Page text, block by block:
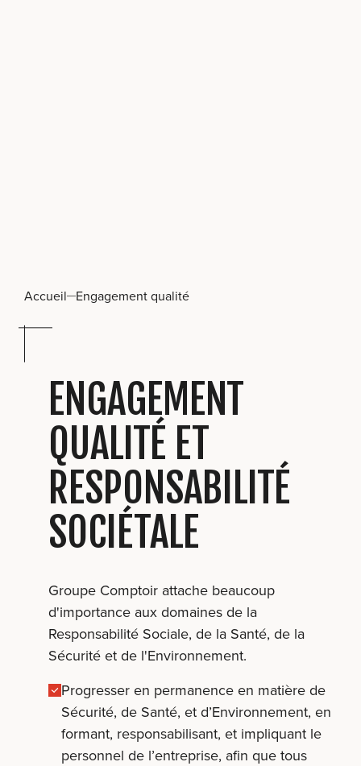
Accueil Engagement qualité
ENGAGEMENT
QUALITÉ ET
RESPONSABILITÉ
SOCIÉTALE
Groupe Comptoir attache beaucoup
d'importance aux domaines de la
Responsabilité Sociale, de la Santé, de la
Sécurité et de l'Environnement.
Progresser en permanence en matière de
Sécurité, de Santé, et d’Environnement, en
formant, responsabilisant, et impliquant le
personnel de l’entreprise, afin que tous